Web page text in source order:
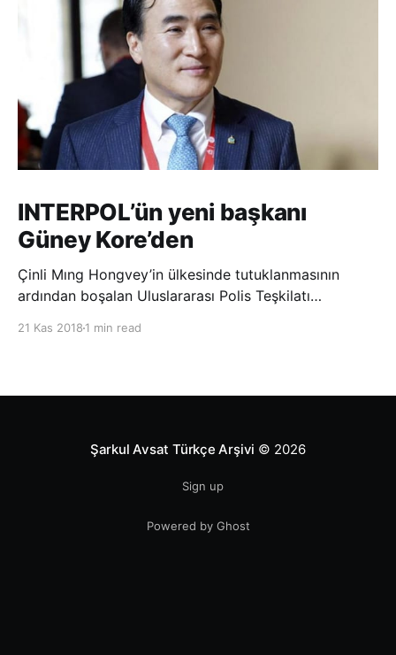
INTERPOL’ün yeni başkanı
Güney Kore’den
Çinli Mıng Hongvey’in ülkesinde tutuklanmasının
ardından boşalan Uluslararası Polis Teşkilatı
21 Kas 2018 1 min read
Şarkul Avsat Türkçe Arşivi © 2026
Sign up
Powered by Ghost